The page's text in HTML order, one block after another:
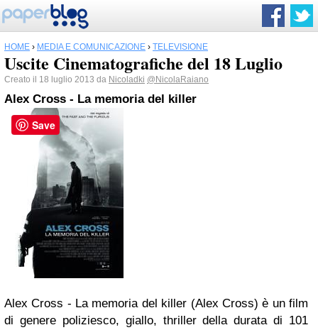
HOME › MEDIA E COMUNICAZIONE › TELEVISIONE
Uscite Cinematografiche del 18 Luglio
Creato il 18 luglio 2013 da Nicoladki @NicolaRaiano
Alex Cross - La memoria del killer
Alex Cross - La memoria del killer (Alex Cross) è un film
di genere poliziesco, giallo, thriller della durata di 101
Save